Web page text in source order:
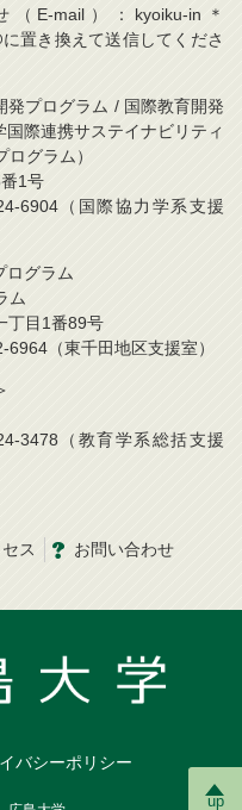
up
mail）：kyoiku-in＊
置き換えて送信してくださ
発プログラム / 国際教育開発
際連携サステイナビリティ
グラム）
番1号
6904（国際協力学系支援
ログラム
ム
丁目1番89号
（東千田地区支援室）
3478（教育学系総括支援
ス お問い合わせ
バシーポリシー